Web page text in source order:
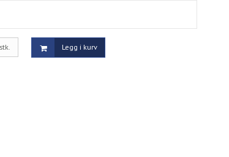
stk. Legg i kurv